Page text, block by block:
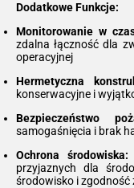
Dodatkowe Funkcje:
Monitorowanie w
zdalna łączność dla
operacyjnej
Hermetyczna
konserwacyjne i
Bezpieczeństwo
samogaśnięcia i brak
Ochrona środowiska:
przyjaznych dla
środowisko i zgodność